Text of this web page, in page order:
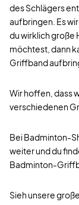
des Schlägers
aufbringen. Es
du wirklich große
möchtest, dann
Griffband
Wir hoffen, dass
verschiedenen
Bei Badminton-
weiter und du
Badminton-
Sieh unsere